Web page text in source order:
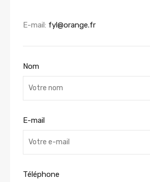
E-mail: fyl@orange.fr
Nom
E-mail
Téléphone